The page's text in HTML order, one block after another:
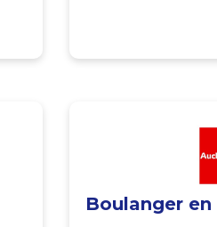
Boulanger